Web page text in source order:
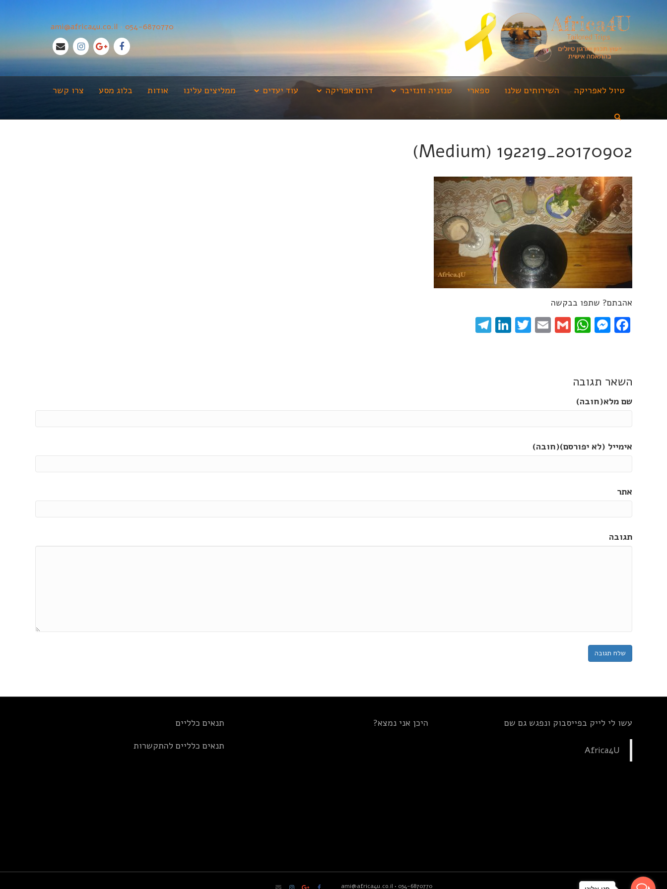
054-6870770
•
ami@africa4u.co.il
טיול לאפריקה השירותים שלנו ספארי טנזניה וזנזיבר דרום אפריקה עוד יעדים ממליצים עלינו אודות בלוג מסע צרו קשר
20170902_192219 (Medium)
אהבתם? שתפו בבקשה
Facebook
Messenger
WhatsApp
Gmail
Email
Twitter
LinkedIn
השאר תגובה
שם מלא(חובה)
אימייל (לא יפורסם)(חובה)
אתר
תגובה
עשו לי לייק בפייסבוק ונפגש גם שם
Africa4U
היכן אני נמצא?
תנאים כלליים
תנאים כלליים להתקשרות
054-6870770
•
ami@africa4u.co.il